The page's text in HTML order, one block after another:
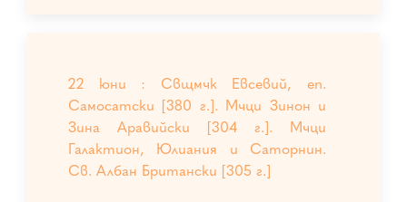
22 юни : Свщмчк Евсевий, еп.
Самосатски [380 г.]. Мчци Зинон и
Зина Аравийски [304 г.]. Мчци
Галактион, Юлиания и Саторнин.
Св. Албан Британски [305 г.]